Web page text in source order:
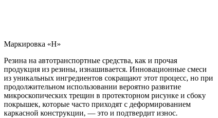
Маркировка «H»
Резина на автотранспортные средства, как и прочая
продукция из резины, изнашивается. Инновационные смеси
из уникальных ингредиентов сокращают этот процесс, но при
продолжительном использовании вероятно развитие
микроскопических трещин в протекторном рисунке и сбоку
покрышек, которые часто приходят с деформированием
каркасной конструкции, — это и подтвердит износ.